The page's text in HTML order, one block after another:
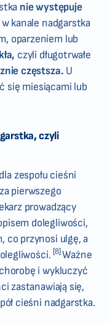
nie występuje
kanale nadgarstka
oparzeniem lub
czyli długotrwałe
częstsza. U
się miesiącami lub
czyli
zespołu cieśni
pierwszego
prowadzący
dolegliwości,
co przynosi ulgę, a
[8]Ważne
i wykluczyć
zastanawiają się,
cieśni nadgarstka.